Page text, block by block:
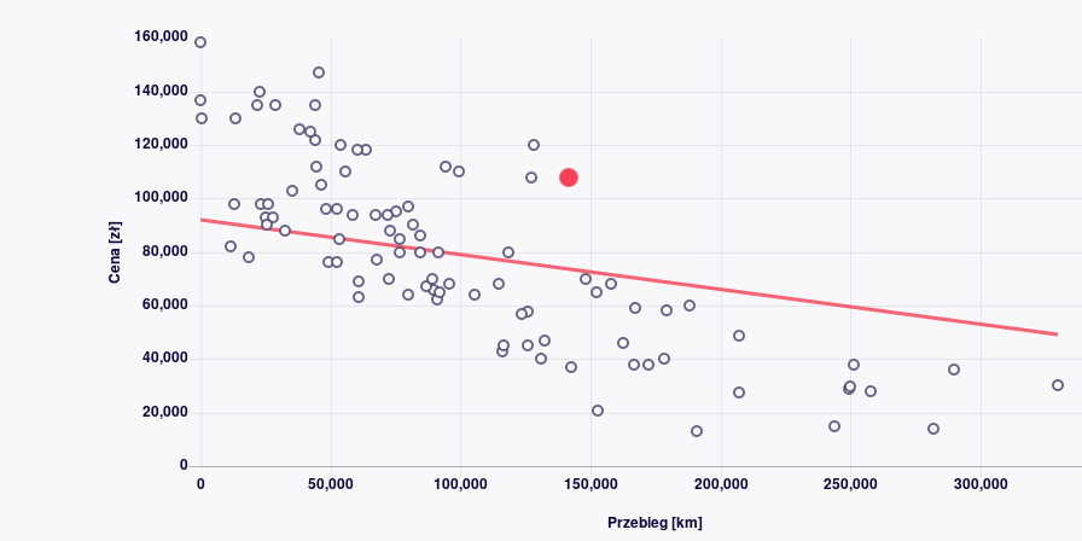
Bezkluczowe zapalanie auta, System stabilizacji toru jazdy, kierownica wielofunkcyjna, Nawigacja,
Czujniki parkowania prz. i tył, El. otwierany bagażnik, WSP. KIEROWNICY, lopatki do zmiany biegow
pod kierownica, Elektryczne szyby, Kamera cofania, relingi dachowe, Czujnik deszczu, Stop Start
systém, Rozpoznawanie znaków drogowych, Stereo, Kolo zapasowe, kontrola tlaku v
przciemniane szyby, Połączenie USB (audio), Gniazdo USB-C, System sterowania głosem , Virtual
cockpit, \r\n\r\n
DZWOŃ CODZIENNIE OD 8:00 DO 21:00 - NAWET W WEEKENDY I ŚWIĘTA
AAA AUTO to jedna z największych i najbardziej doświadczonych sieci sprzedaży samochodów
używanych w Europie Środkowej. Od ponad 30 lat pomagamy klientom bezpiecznie kupować i
sprzedawać samochody, a z naszych usług skorzystały już miliony klientów.